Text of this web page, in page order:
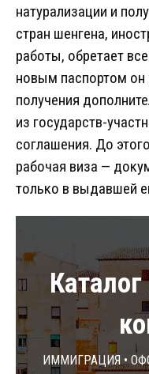
натурализации и
стран шенгена,
работы, обретает
новым паспортом он
получения
из государств-
соглашения. До
рабочая виза —
только в выдавшей
Иммиграция •